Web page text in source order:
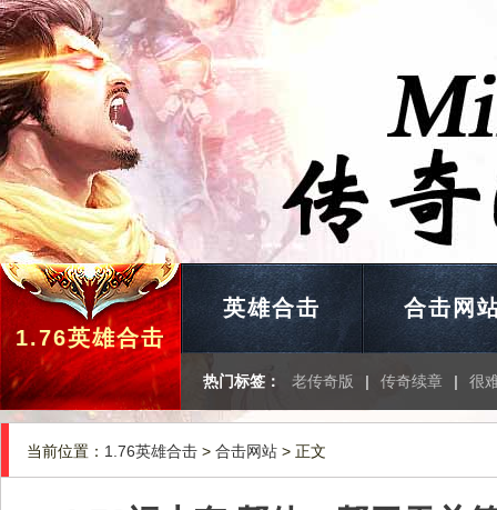
1.76英雄合击
英雄合击 合击网
热门标签： 老传奇版 | 传奇续章 | 很
当前位置： 1.76英雄合击 > 合击网站 > 正文